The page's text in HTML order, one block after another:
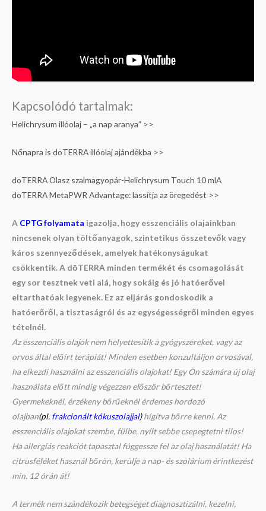
Kapcsolódó tartalmak:
Helichrysum illóolaj – „a nap aranya” >>
Nőnapra is doTERRA illóolaj ajándékba >>
doTERRA Olasz szalmagyopár-Helichrysum Touch 10 mlA
doTERRA MetaPWR Advantage: lassítja az öregedést >>
A CPTG folyamata igazolja, hogy esszenciális olajainkban
nincsenek olyan töltőanyagok, szintetikus összetevők vagy
káros szennyeződések, amelyek hatékonyságukat
csökkentik. A dōTERRA minden termékét és csomagolását
egy sor tesztnek veti alá, hogy sokáig és jó hatóerővel
eltarthatóak legyenek. Ez az eljárás gondoskodik a
hatóerőről, a tisztaságról és az egységességről minden egyes
tételnél.
Az esszenciális olajok nem helyettesítik a gyógyszereket, vagy az
orvos által előírt terápiát! Minden esetben konzultáljon orvosával,
ha elkezdi használni az esszenciális olajokat! Egy Ön számára új olaj
használata előtt mindig végezzen először bőrtesztet!
Gyermekeknél, érzékeny bőrűeknél érdemes hordozó
olajban(pl. frakcionált kókuszolajjal)hígítva bőrre kenni. Az
esszenciális olajokat szembe, fülbe, nyílt sebbe csepegtetni tilos!
Ha allergiás reakciót tapasztal függessze fel az olaj használatát! Ha
citrusféléket használ bőrön, kerülje a nap- és szolárium érintkezést
min. 12 órán át!
A termék nem szándékozik betegséget diagnosztizálni, kezelni,